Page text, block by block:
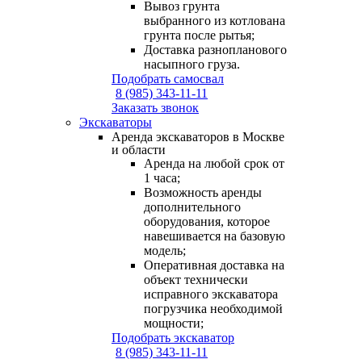
Вывоз грунта
выбранного из котлована
грунта после рытья;
Доставка разнопланового
насыпного груза.
Подобрать самосвал
8 (985) 343-11-11
Заказать звонок
Экскаваторы
Аренда экскаваторов в Москве
и области
Аренда на любой срок от
1 часа;
Возможность аренды
дополнительного
оборудования, которое
навешивается на базовую
модель;
Оперативная доставка на
объект технически
исправного экскаватора
погрузчика необходимой
мощности;
Подобрать экскаватор
8 (985) 343-11-11